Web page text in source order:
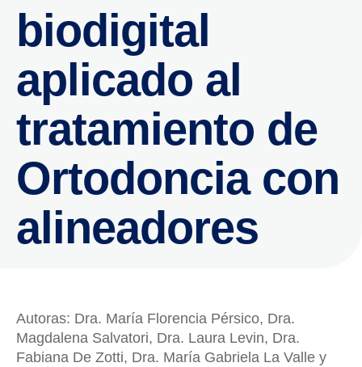
biodigital
aplicado al
tratamiento de
Ortodoncia con
alineadores
Autoras: Dra. María Florencia Pérsico, Dra.
Magdalena Salvatori, Dra. Laura Levin, Dra.
Fabiana De Zotti, Dra. María Gabriela La Valle y